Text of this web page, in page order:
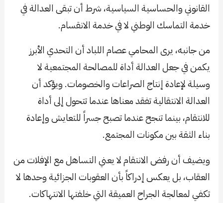
القانوني والحساسية السياسية، شرط أن تبقى العدالة في
خدمة التماسك الوطني لا في خدمة الانقسام.
من جانبه، يرى المحامي عصام اللباد أن التحدي الأبرز
يكمن في جعل العدالة أداة للمصالحة المجتمعية لا
وسيلة لإعادة إنتاج الصراعات والخصومات. ويؤكد أن
العدالة الانتقالية تفقد معناها عندما تتحول إلى أداة
للانتقام، بينما تنجح عندما تصبح جسراً للتعايش وإعادة
بناء الثقة بين مكونات المجتمع.
ويضيف أن رفض الانتقام لا يعني التساهل مع الإفلات من
العقاب، بل يعكس إدراكاً بأن العقوبات الجزائية وحدها لا
تكفي لمعالجة الجراح العميقة التي خلفتها الانتهاكات.